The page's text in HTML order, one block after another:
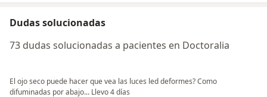
Dudas solucionadas
73 dudas solucionadas a pacientes en Doctoralia
El ojo seco puede hacer que vea las luces led deformes? Como
difuminadas por abajo... Llevo 4 días